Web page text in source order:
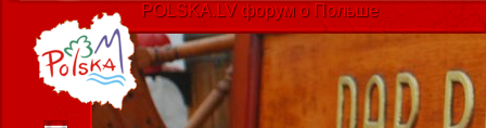
POLSKA.LV форум о Польше